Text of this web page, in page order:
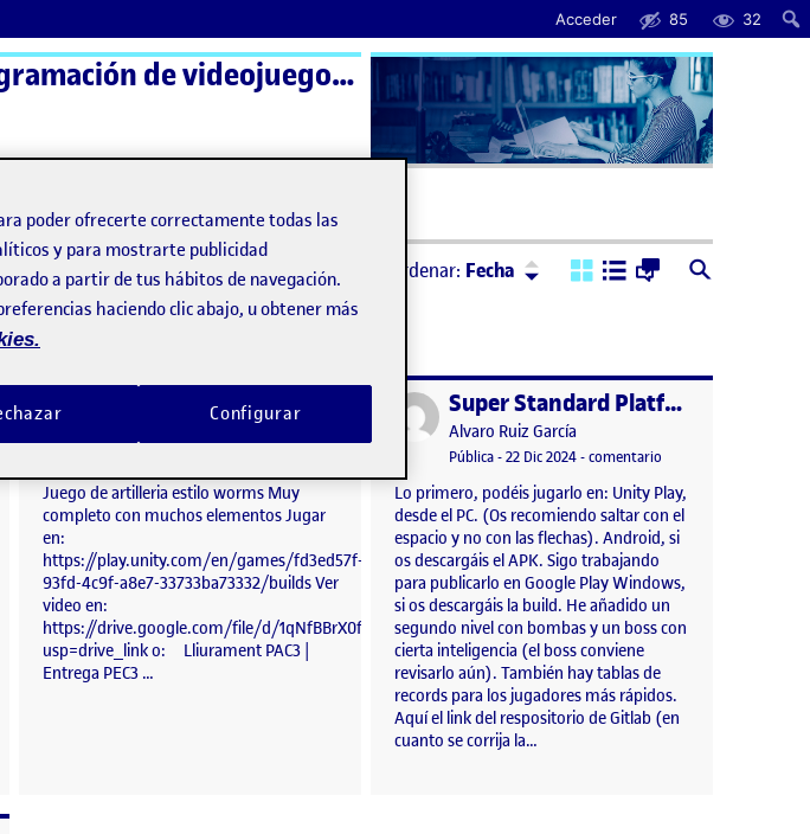
Acceder 85 32
Programació de videojocs 2D – Aula 1 | Programación de videojuegos 2D – Aula 1
Ordenar: Fecha Ordenar:Descendente
en NoelVazquezPAC3 Videojocs2D
Juego de artilleria estilo worms Muy
completo con muchos elementos Jugar
en:
https://play.unity.com/en/games/fd3ed57f-
93fd-4c9f-a8e7-33733ba73332/builds Ver
video en:
https://drive.google.com/file/d/1qNfBBrX0fbo7Q_C3pBlU11n6iGGWlEqt/view?
usp=drive_link o: Lliurament PAC3 |
Entrega PEC3 …
Publicado por Super Standard Platformer, segundo nivel y tablas de récords.
Publicado por
Alvaro Ruiz García
Visibilidad:
Pública-Fecha de publicación
22 Dic 2024-comentario
Lo primero, podéis jugarlo en: Unity Play,
desde el PC. (Os recomiendo saltar con el
espacio y no con las flechas). Android, si
os descargáis el APK. Sigo trabajando
para publicarlo en Google Play Windows,
si os descargáis la build. He añadido un
segundo nivel con bombas y un boss con
cierta inteligencia (el boss conviene
revisarlo aún). También hay tablas de
records para los jugadores más rápidos.
Aquí el link del respositorio de Gitlab (en
cuanto se corrija la…
poder ofrecerte correctamente todas las
y para mostrarte publicidad
a partir de tus hábitos de navegación.
haciendo clic abajo, u obtener más
Configurar